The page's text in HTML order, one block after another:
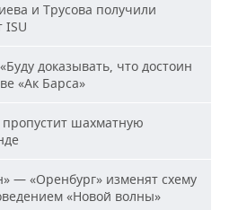
и Трусова получили
ISU
доказывать, что достоин
«Ак Барса»
шахматную
— «Оренбург» изменят схему
«Новой волны»